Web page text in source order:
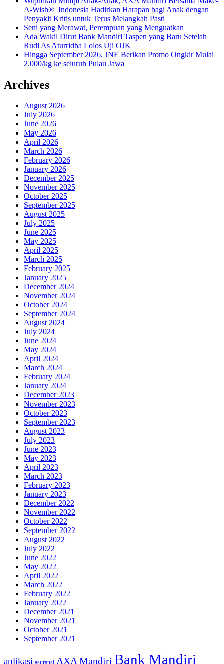
A-Wish® Indonesia Hadirkan Harapan bagi Anak dengan
Penyakit Kritis untuk Terus Melangkah Pasti
Seni yang Merawat, Perempuan yang Menguatkan
Ada Wakil Dirut Bank Mandiri Taspen yang Baru Setelah
Rudi As Aturridha Lolos Uji OJK
Hingga September 2026, JNE Berikan Promo Ongkir Mulai
2.000/kg ke seluruh Pulau Jawa
Archives
August 2026
July 2026
June 2026
May 2026
April 2026
March 2026
February 2026
January 2026
December 2025
November 2025
October 2025
September 2025
August 2025
July 2025
June 2025
May 2025
April 2025
March 2025
February 2025
January 2025
December 2024
November 2024
October 2024
September 2024
August 2024
July 2024
June 2024
May 2024
April 2024
March 2024
February 2024
January 2024
December 2023
November 2023
October 2023
September 2023
August 2023
July 2023
June 2023
May 2023
April 2023
March 2023
February 2023
January 2023
December 2022
November 2022
October 2022
September 2022
August 2022
July 2022
June 2022
May 2022
April 2022
March 2022
February 2022
January 2022
December 2021
November 2021
October 2021
September 2021
aplikasi AXA Mandiri Bank Mandiri